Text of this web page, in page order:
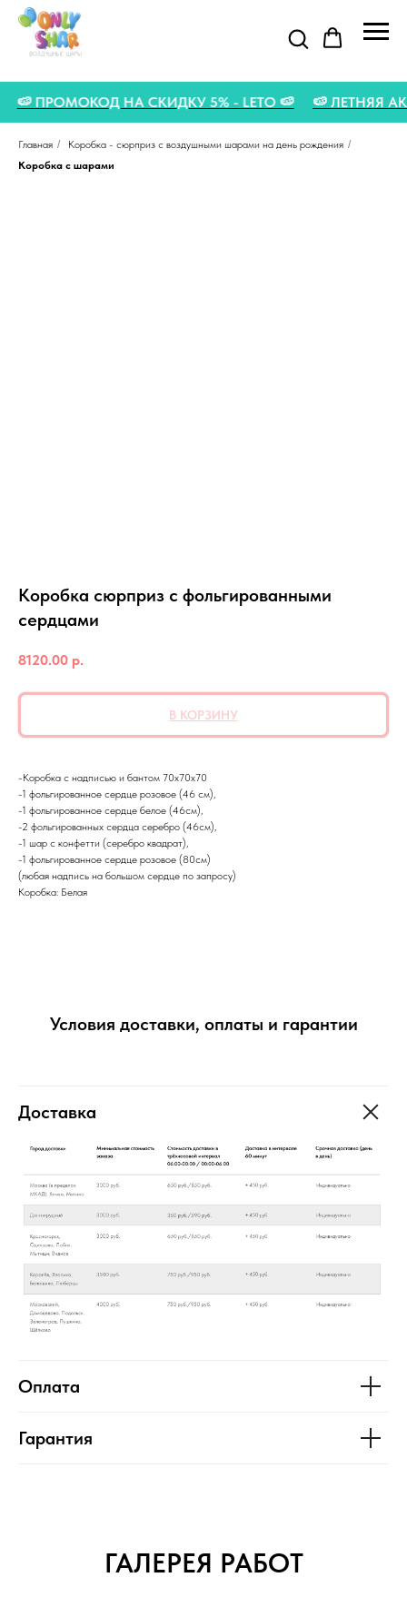
🍉 ПРОМОКОД НА СКИДКУ 5% - LETO 🍉 🍉
Главная / Коробка - сюрприз с воздушными шарами на день рождения /
Коробка с шарами
Коробка сюрприз с фольгированными
сердцами
8120.00 р.
В КОРЗИНУ
-Коробка с надписью и бантом 70х70х70
-1 фольгированное сердце розовое (46 см),
-1 фольгированное сердце белое (46см),
-2 фольгированных сердца серебро (46см),
-1 шар с конфетти (серебро квадрат),
-1 фольгированное сердце розовое (80см)
(любая надпись на большом сердце по запросу)
Коробка: Белая
Условия доставки, оплаты и гарантии
Доставка
Оплата
Гарантия
ГАЛЕРЕЯ РАБОТ